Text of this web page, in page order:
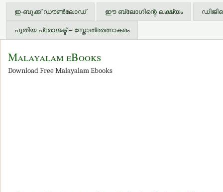
ഇ-ബുക്ക് ഡൗണ്‍ലോഡ് ഈ ബ്ലോഗിന്റെ ലക്ഷ്യം
പുതിയ പ്രോജക്ട് – സ്തോത്രരത്നാകരം
Malayalam eBooks
Download Free Malayalam Ebooks